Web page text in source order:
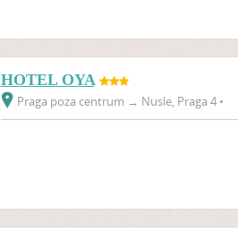
HOTEL OYA
Praga poza centrum → Nusle, Praga 4 •